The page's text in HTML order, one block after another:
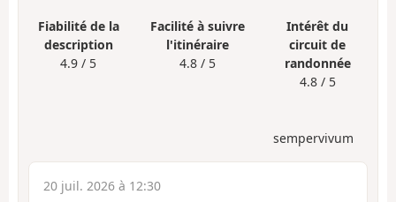
Fiabilité de la
description
4.9 / 5
Facilité à suivre
l'itinéraire
4.8 / 5
Intérêt du
circuit de
randonnée
4.8 / 5
sempervivum
20 juil. 2026 à 12:30